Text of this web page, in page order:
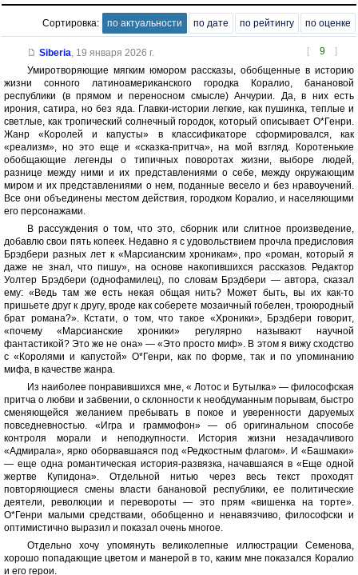
Сортировка: по актуальности по дате по рейтингу по оценке
[ 9 ]
Siberia, 19 января 2026 г.
Умиротворяющие мягким юмором рассказы, обобщенные в историю
жизни сонного латиноамериканского городка Коралио, банановой
республики (в прямом и переносном смысле) Анчурии. Да, в них есть
ирония, сатира, но без яда. Главки-истории легкие, как пушинка, теплые и
светлые, как тропический солнечный городок, который описывает О*Генри.
Жанр «Королей и капусты» в классификаторе сформировался, как
«реализм», но это еще и «сказка-притча», на мой взгляд. Коротенькие
обобщающие легенды о типичных поворотах жизни, выборе людей,
разнице между ними и их представлениями о себе, между окружающим
миром и их представлениями о нем, поданные весело и без нравоучений.
Все они объединены местом действия, городком Коралио, и населяющими
его персонажами.
В рассуждения о том, что это, сборник или слитное произведение,
добавлю свои пять копеек. Недавно я с удовольствием прочла предисловия
Брэдбери разных лет к «Марсианским хроникам», про «роман, который я
даже не знал, что пишу», на основе накопившихся рассказов. Редактор
Уолтер Брэдбери (однофамилец), по словам Брэдбери — автора, сказал
ему: «Ведь там же есть некая общая нить? Может быть, вы их как-то
пришьете друг к другу, вроде как соберете мозаичный гобелен, троюродный
брат романа?». Кстати, о том, что такое «Хроники», Брэдбери говорит,
«почему «Марсианские хроники» регулярно называют научной
фантастикой? Это же не она» — «Это просто миф». В этом я вижу сходство
с «Королями и капустой» О*Генри, как по форме, так и по упоминанию
мифа, в качестве жанра.
Из наиболее понравившихся мне, « Лотос и Бутылка» — философская
притча о любви и забвении, о склонности к необдуманным порывам, быстро
сменяющейся желанием пребывать в покое и уверенности даруемых
повседневностью. «Игра и граммофон» — об оригинальном способе
контроля морали и неподкупности. История жизни незадачливого
«Адмирала», ярко оборвавшаяся под «Редкостным флагом». И «Башмаки»
— еще одна романтическая история-развязка, начавшаяся в «Еще одной
жертве Купидона». Отдельной нитью через весь текст проходят
повторяющиеся смены власти банановой республики, ее политические
деятели, революции и перевороты — это прям «вишенка на торте».
О*Генри малыми средствами, обобщенно и ненавязчиво, философски и
оптимистично выразил и показал очень многое.
Отдельно хочу упомянуть великолепные иллюстрации Семенова,
хорошо попадающие цветом и манерой в то, каким мне показался Коралио
и его герои.